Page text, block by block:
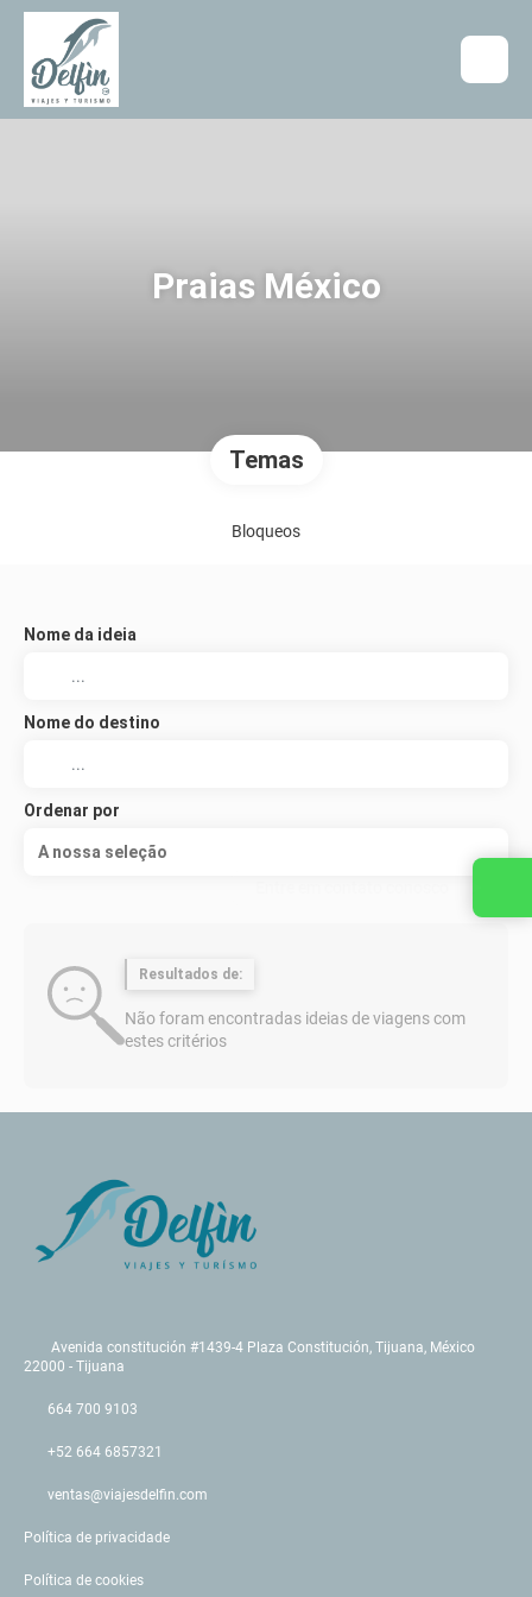
Praias México
Temas
Bloqueos
Nome da ideia
Nome do destino
Ordenar por
A nossa seleção
Resultados de:
Não foram encontradas ideias de viagens com
estes critérios
Avenida constitución #1439-4 Plaza Constitución, Tijuana, México
22000 - Tijuana
664 700 9103
+52 664 6857321
ventas@viajesdelfin.com
Política de privacidade
Política de cookies